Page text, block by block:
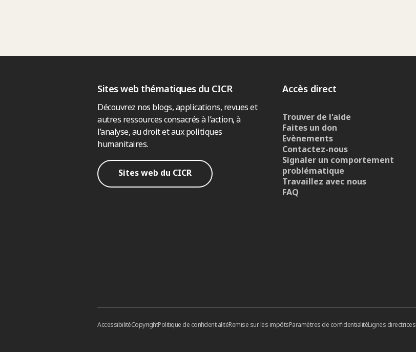
Sites web thématiques du CICR
Découvrez nos blogs, applications, revues et
autres ressources consacrés à l’action, à
l’analyse, au droit et aux politiques
humanitaires.
Sites web du CICR
Accès direct
Trouver de l'aide
Faites un don
Evènements
Contactez-nous
Signaler un comportement
problématique
Travaillez avec nous
FAQ
AccessibilitéCopyrightPolitique de confidentialitéRemise sur les impôtsParamètres de confidentialitéLignes directrices